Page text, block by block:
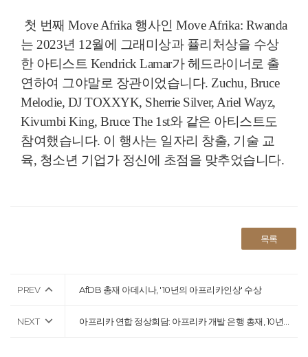
첫 번째 Move Afrika 행사인 Move Afrika: Rwanda
는 2023년 12월에 그래미상과 퓰리처상을 수상
한 아티스트 Kendrick Lamar가 헤드라이너로 출
연하여 그야말로 장관이었습니다. Zuchu, Bruce
Melodie, DJ TOXXYK, Sherrie Silver, Ariel Wayz,
Kivumbi King, Bruce The 1st와 같은 아티스트도
참여했습니다. 이 행사는 일자리 창출, 기술 교
육, 청소년 기업가 정신에 초점을 맞추었습니다.
목록
PREV AfDB 총재 아데시나, '10년의 아프리카인상' 수상
NEXT